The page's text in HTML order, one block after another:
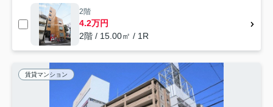
2階
4.2万円
2階 / 15.00㎡ / 1R
賃貸マンション